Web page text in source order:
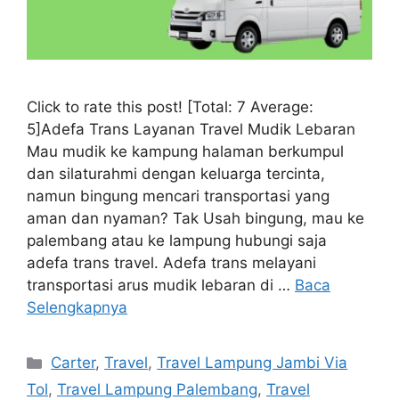
Click to rate this post! [Total: 7 Average:
5]Adefa Trans Layanan Travel Mudik Lebaran
Mau mudik ke kampung halaman berkumpul
dan silaturahmi dengan keluarga tercinta,
namun bingung mencari transportasi yang
aman dan nyaman? Tak Usah bingung, mau ke
palembang atau ke lampung hubungi saja
adefa trans travel. Adefa trans melayani
transportasi arus mudik lebaran di … Baca
Selengkapnya
Kategori
Carter,Travel,Travel Lampung Jambi Via
Tol, Travel Lampung Palembang, Travel